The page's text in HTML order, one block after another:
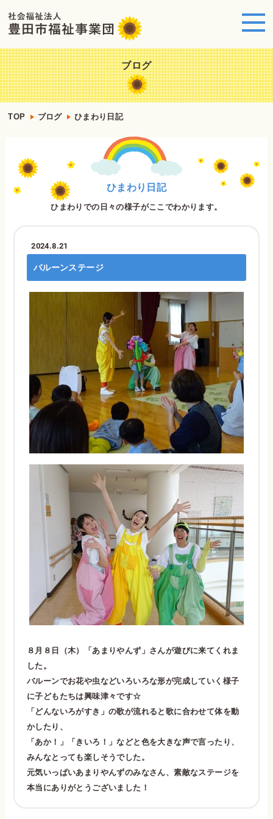
ブログ
TOP ブログ ひまわり日記
ひまわり日記
ひまわりでの日々の様子がここでわかります。
2024.8.21
バルーンステージ
８月８日（木）「あまりやんず」さんが遊びに来てくれま
した。
バルーンでお花や虫などいろいろな形が完成していく様子
に子どもたちは興味津々です☆
「どんないろがすき」の歌が流れると歌に合わせて体を動
かしたり、
「あか！」「きいろ！」などと色を大きな声で言ったり、
みんなとっても楽しそうでした。
元気いっぱいあまりやんずのみなさん、素敵なステージを
本当にありがとうございました！